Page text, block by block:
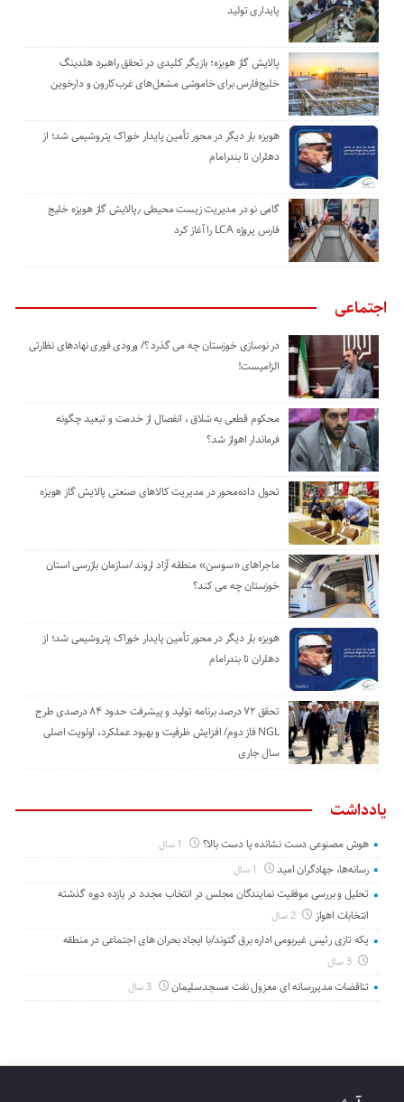
پایداری تولید
پالایش گاز هویزه؛ بازیگر کلیدی در تحقق راهبرد هلدینگ
خلیج‌فارس برای خاموشی مشعل‌های غرب‌کارون و دارخوین
هویزه بار دیگر در محور تأمین پایدار خوراک پتروشیمی شد؛ از
دهلران تا بندرامام
گامی نو در مدیریت زیست ‌محیطی ٫پالایش گاز هویزه خلیج
‌فارس پروژه LCA را آغاز کرد
اجتماعی
در نوسازی خوزستان چه می گذرد ؟/ ورودی فوری نهادهای نظارتی
الزامیست!
محکوم قطعی به شلاق ، انفصال از خدمت و تبعید چگونه
فرماندار اهواز شد؟
تحول داده‌محور در مدیریت کالاهای صنعتی پالایش گاز هویزه
ماجراهای «سوسن» منطقه آزاد اروند /سازمان بازرسی استان
خوزستان چه می کند؟
هویزه بار دیگر در محور تأمین پایدار خوراک پتروشیمی شد؛ از
دهلران تا بندرامام
تحقق ۷۲ درصد برنامه تولید و پیشرفت حدود ۸۴ درصدی طرح
NGL فاز دوم/ افزایش ظرفیت و بهبود عملکرد، اولویت اصلی
سال جاری
یادداشت
هوش مصنوعی دست نشانده یا دست بالا؟
رسانه‌ها، جهادگران امید
تحلیل و بررسی موفقیت نمایندگان مجلس در انتخاب مجدد در یازده دوره گذشته
انتخابات اهواز
2 سال
یکه تازی رئیس غیربومی اداره برق گتوند/با ایجاد بحران های اجتماعی در منطقه
3 سال
تناقضات مدیررسانه ای معزول نفت مسجدسلیمان 3 سال